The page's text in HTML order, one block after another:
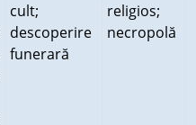
cult;
descoperire
funerară
religios;
necropolă